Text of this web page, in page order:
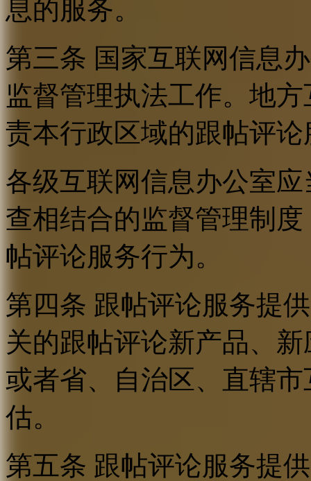
息的服务。
第三条 国家互联网信息
监督管理执法工作。地
责本行政区域的跟帖评
各级互联网信息办公室
查相结合的监督管理制
帖评论服务行为。
第四条 跟帖评论服务提
关的跟帖评论新产品、
或者省、自治区、直辖
估。
第五条 跟帖评论服务提